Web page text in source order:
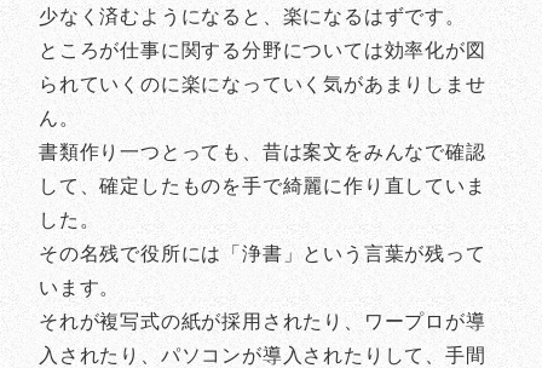
少なく済むようになると、楽になるはずです。
ところが仕事に関する分野については効率化が図
られていくのに楽になっていく気があまりしませ
ん。
書類作り一つとっても、昔は案文をみんなで確認
して、確定したものを手で綺麗に作り直していま
した。
その名残で役所には「浄書」という言葉が残って
います。
それが複写式の紙が採用されたり、ワープロが導
入されたり、パソコンが導入されたりして、手間